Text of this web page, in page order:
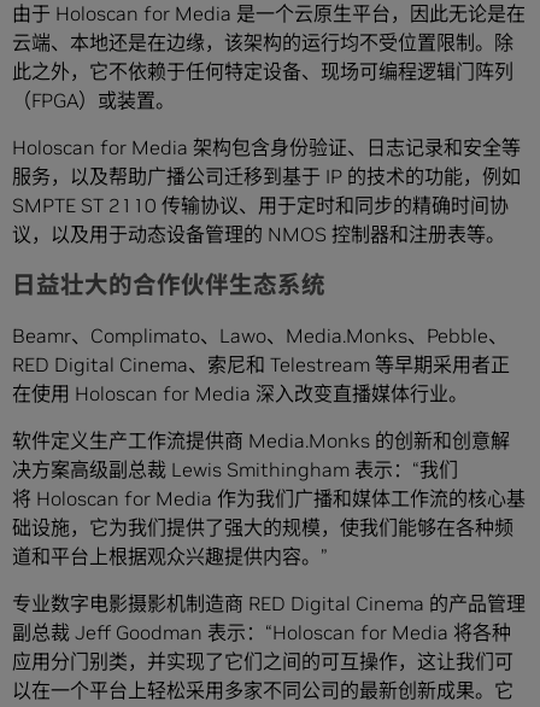
由于 Holoscan for Media 是一个云原生平台，因此无论是在
云端、本地还是在边缘，该架构的运行均不受位置限制。除
此之外，它不依赖于任何特定设备、现场可编程逻辑门阵列
（FPGA）或装置。
Holoscan for Media 架构包含身份验证、日志记录和安全等
服务，以及帮助广播公司迁移到基于 IP 的技术的功能，例如
SMPTE ST 2110 传输协议、用于定时和同步的精确时间协
议，以及用于动态设备管理的 NMOS 控制器和注册表等。
日益壮大的合作伙伴生态系统
Beamr、Complimato、Lawo、Media.Monks、Pebble、
RED Digital Cinema、索尼和 Telestream 等早期采用者正
在使用 Holoscan for Media 深入改变直播媒体行业。
软件定义生产工作流提供商 Media.Monks 的创新和创意解
决方案高级副总裁 Lewis Smithingham 表示：“我们
将 Holoscan for Media 作为我们广播和媒体工作流的核心基
础设施，它为我们提供了强大的规模，使我们能够在各种频
道和平台上根据观众兴趣提供内容。”
专业数字电影摄影机制造商 RED Digital Cinema 的产品管理
副总裁 Jeff Goodman 表示：“Holoscan for Media 将各种
应用分门别类，并实现了它们之间的可互操作，这让我们可
以在一个平台上轻松采用多家不同公司的最新创新成果。它